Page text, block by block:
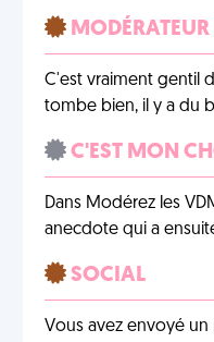
MODÉRATEUR
C'est vraiment gentil
tombe bien, il y a du
C'EST MON
Dans Modérez les
anecdote qui a
SOCIAL
Vous avez envoyé un